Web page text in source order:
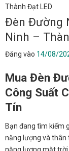
Thành Đạt LED
Đèn Đường
Ninh –
Đăng vào 14/08/
Mua Đèn
Công Suất
Tín
Bạn đang tìm kiếm
năng lượng và thân